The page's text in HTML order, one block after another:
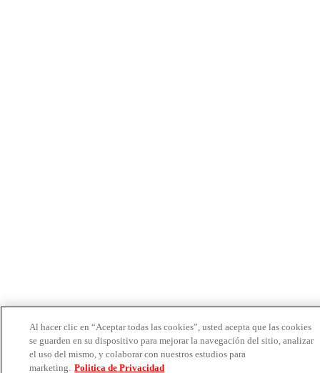
Al hacer clic en “Aceptar todas las cookies”, usted acepta que las cookies
se guarden en su dispositivo para mejorar la navegación del sitio, analizar
el uso del mismo, y colaborar con nuestros estudios para
marketing. Politica de Privacidad